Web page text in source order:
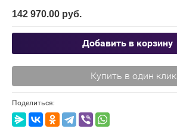
142 970.00 руб.
Добавить в корзину
Купить в один клик
Поделиться: